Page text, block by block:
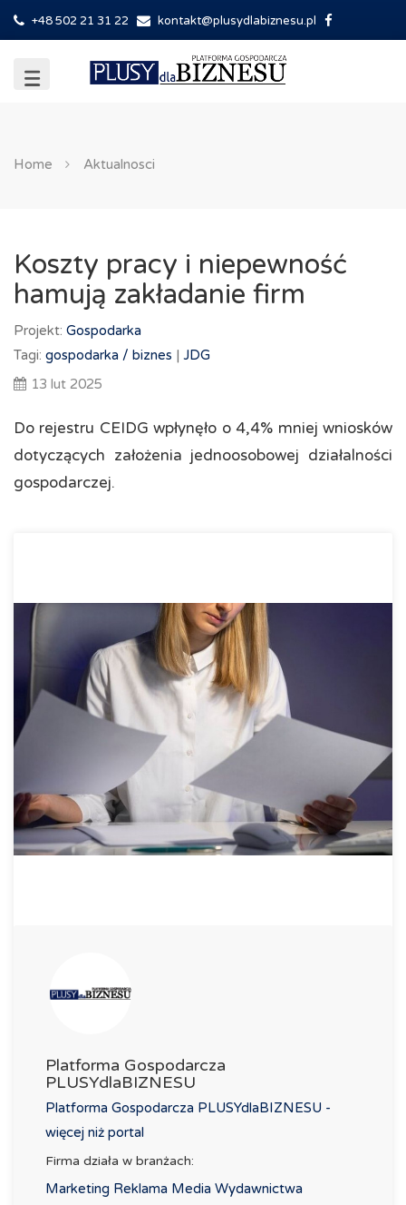
+48 502 21 31 22 kontakt@plusydlabiznesu.pl
Home Aktualnosci
Koszty pracy i niepewność
hamują zakładanie firm
Projekt: Gospodarka
Tagi: gospodarka / biznes | JDG
13 lut 2025
Do rejestru CEIDG wpłynęło o 4,4% mniej wniosków
dotyczących założenia jednoosobowej działalności
gospodarczej.
Platforma Gospodarcza
PLUSYdlaBIZNESU
Platforma Gospodarcza PLUSYdlaBIZNESU -
więcej niż portal
Firma działa w branżach:
Marketing Reklama Media Wydawnictwa